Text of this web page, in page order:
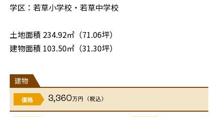
学区：若草小学校・若草中学校
土地面積 234.92㎡（71.06坪）
建物面積 103.50㎡（31.30坪）
建物
価格 3,360万円（税込）